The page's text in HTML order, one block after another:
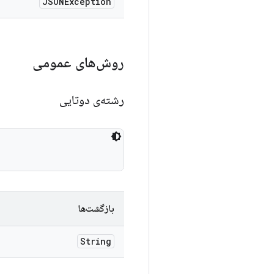
روش‌های عمومی
رشته‌ی دوتایی
بازگشت‌ها
String